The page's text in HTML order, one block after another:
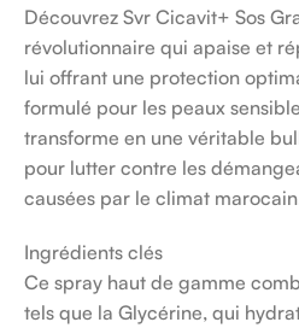
Découvrez Svr Cicavit+ Sos
révolutionnaire qui apaise et
lui offrant une protection
formulé pour les peaux
transforme en une véritable
pour lutter contre les
causées par le climat
Ingrédients clés
Ce spray haut de gamme
tels que la Glycérine, qui